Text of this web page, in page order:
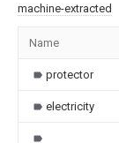
machine-extracted
Name
protector
electricity